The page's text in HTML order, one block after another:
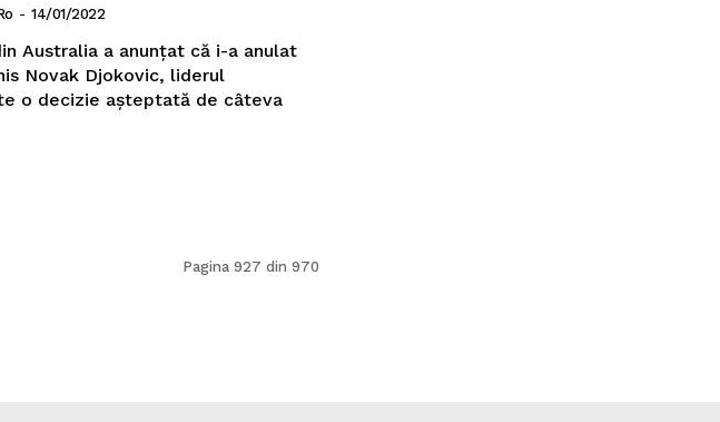
- 14/01/2022
Australia a anunțat că i-a anulat
Novak Djokovic, liderul
o decizie așteptată de câteva
Pagina 927 din 970